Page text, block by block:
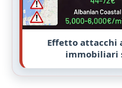
Effetto attacchi
immobiliari